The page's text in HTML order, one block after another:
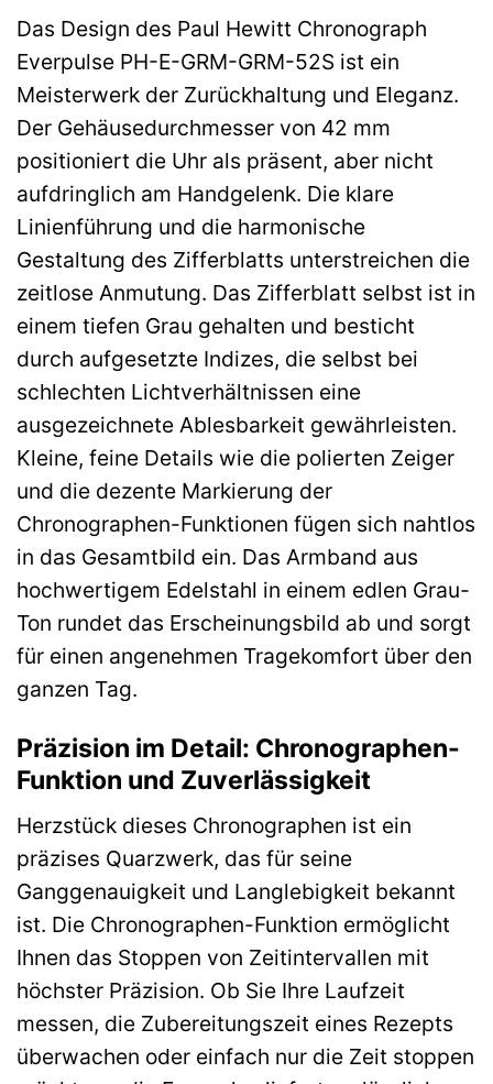
Das Design des Paul Hewitt Chronograph
Everpulse PH-E-GRM-GRM-52S ist ein
Meisterwerk der Zurückhaltung und Eleganz.
Der Gehäusedurchmesser von 42 mm
positioniert die Uhr als präsent, aber nicht
aufdringlich am Handgelenk. Die klare
Linienführung und die harmonische
Gestaltung des Zifferblatts unterstreichen die
zeitlose Anmutung. Das Zifferblatt selbst ist in
einem tiefen Grau gehalten und besticht
durch aufgesetzte Indizes, die selbst bei
schlechten Lichtverhältnissen eine
ausgezeichnete Ablesbarkeit gewährleisten.
Kleine, feine Details wie die polierten Zeiger
und die dezente Markierung der
Chronographen-Funktionen fügen sich nahtlos
in das Gesamtbild ein. Das Armband aus
hochwertigem Edelstahl in einem edlen Grau-
Ton rundet das Erscheinungsbild ab und sorgt
für einen angenehmen Tragekomfort über den
ganzen Tag.
Präzision im Detail: Chronographen-
Funktion und Zuverlässigkeit
Herzstück dieses Chronographen ist ein
präzises Quarzwerk, das für seine
Ganggenauigkeit und Langlebigkeit bekannt
ist. Die Chronographen-Funktion ermöglicht
Ihnen das Stoppen von Zeitintervallen mit
höchster Präzision. Ob Sie Ihre Laufzeit
messen, die Zubereitungszeit eines Rezepts
überwachen oder einfach nur die Zeit stoppen